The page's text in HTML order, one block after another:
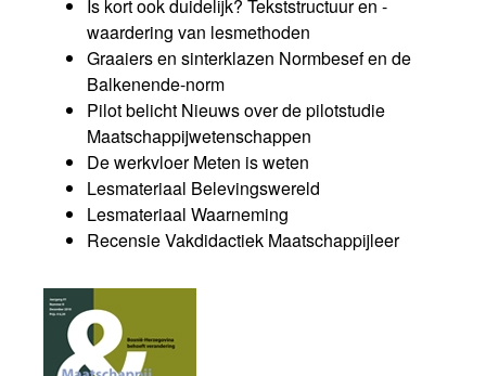
Is kort ook duidelijk? Tekststructuur en -
waardering van lesmethoden
Graaiers en sinterklazen Normbesef en de
Balkenende-norm
Pilot belicht Nieuws over de pilotstudie
Maatschappijwetenschappen
De werkvloer Meten is weten
Lesmateriaal Belevingswereld
Lesmateriaal Waarneming
Recensie Vakdidactiek Maatschappijleer